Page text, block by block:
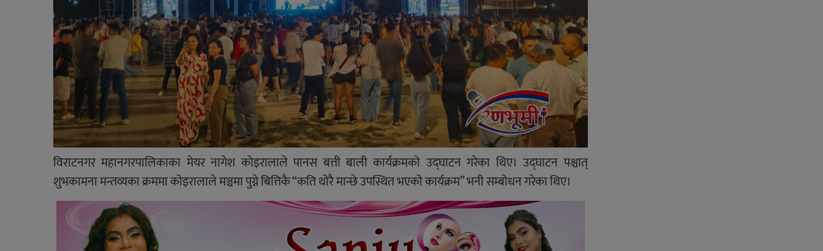
विराटनगर महानगरपालिकाका मेयर नागेश कोइरालाले पानस बत्ती बाली कार्यक्रमको उद्घाटन गरेका थिए। उद्घाटन पश्चात्
शुभकामना मन्तव्यका क्रममा कोइरालाले मञ्चमा पुग्ने बित्तिकै “कति थोरै मान्छे उपस्थित भएको कार्यक्रम” भनी सम्बोधन गरेका थिए।